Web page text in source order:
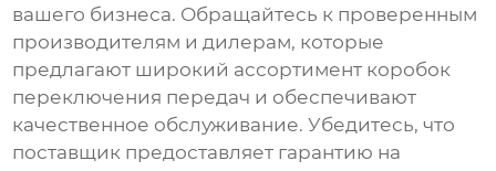
вашего бизнеса. Обращайтесь к проверенным
производителям и дилерам, которые
предлагают широкий ассортимент коробок
переключения передач и обеспечивают
качественное обслуживание. Убедитесь, что
поставщик предоставляет гарантию на